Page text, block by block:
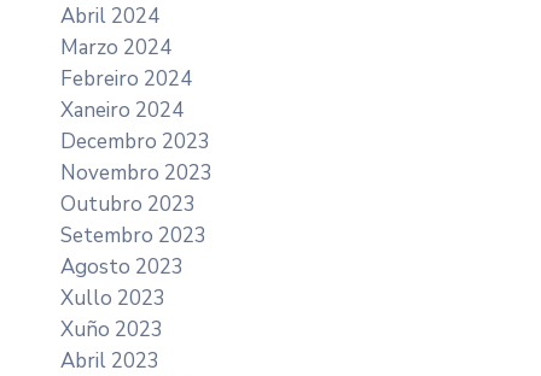
Abril 2024
Marzo 2024
Febreiro 2024
Xaneiro 2024
Decembro 2023
Novembro 2023
Outubro 2023
Setembro 2023
Agosto 2023
Xullo 2023
Xuño 2023
Abril 2023